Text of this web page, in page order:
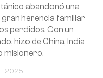
2025
abandonó una
herencia familiar
perdidos. Con un
hizo de China, India
misionero.